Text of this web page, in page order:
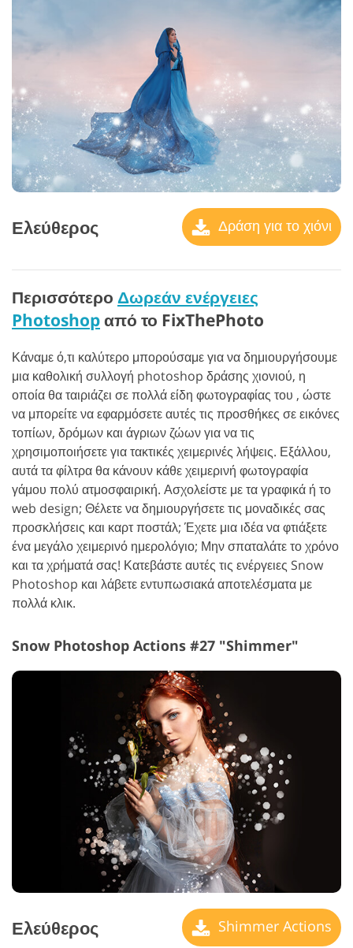
Ελεύθερος Δράση για το χιόνι
Περισσότερο Δωρεάν ενέργειες
Photoshopαπό το FixThePhoto
Κάναμε ό,τι καλύτερο μπορούσαμε για να δημιουργήσουμε
μια καθολική συλλογή photoshop δράσης χιονιού, η
οποία θα ταιριάζει σε πολλά είδη φωτογραφίας του , ώστε
να μπορείτε να εφαρμόσετε αυτές τις προσθήκες σε εικόνες
τοπίων, δρόμων και άγριων ζώων για να τις
χρησιμοποιήσετε για τακτικές χειμερινές λήψεις. Εξάλλου,
αυτά τα φίλτρα θα κάνουν κάθε χειμερινή φωτογραφία
γάμου πολύ ατμοσφαιρική. Ασχολείστε με τα γραφικά ή το
web design; Θέλετε να δημιουργήσετε τις μοναδικές σας
προσκλήσεις και καρτ ποστάλ; Έχετε μια ιδέα να φτιάξετε
ένα μεγάλο χειμερινό ημερολόγιο; Μην σπαταλάτε το χρόνο
και τα χρήματά σας! Κατεβάστε αυτές τις ενέργειες Snow
Photoshop και λάβετε εντυπωσιακά αποτελέσματα με
πολλά κλικ.
Snow Photoshop Actions #27 "Shimmer"
Ελεύθερος Shimmer Actions